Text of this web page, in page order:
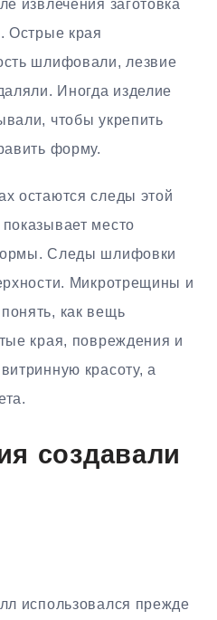
извлечения заготовка
Острые края
шлифовали, лезвие
Иногда изделие
чтобы укрепить
форму.
остаются следы этой
место
Следы шлифовки
Микротрещины и
как вещь
края, повреждения и
красоту, а
создавали
использовался прежде